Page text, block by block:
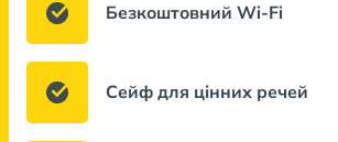
Безкоштовний Wi-Fi
Сейф для цінних речей